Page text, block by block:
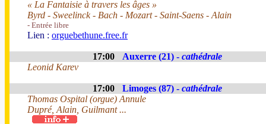
« La Fantaisie à travers les âges »
Byrd - Sweelinck - Bach - Mozart - Saint-Saens - Alain
- Entrée libre
Lien : orguebethune.free.fr
17:00 Auxerre (21) - cathédrale
Leonid Karev
17:00 Limoges (87) - cathédrale
Thomas Ospital (orgue) Annule
Dupré, Alain, Guilmant ...